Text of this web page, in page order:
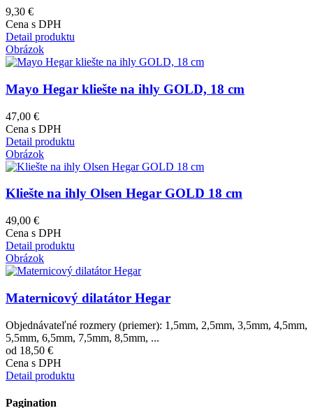
9,30 €
Cena s DPH
Detail produktu
Obrázok
Mayo Hegar kliešte na ihly GOLD, 18 cm
47,00 €
Cena s DPH
Detail produktu
Obrázok
Kliešte na ihly Olsen Hegar GOLD 18 cm
49,00 €
Cena s DPH
Detail produktu
Obrázok
Maternicový dilatátor Hegar
Objednávateľné rozmery (priemer): 1,5mm, 2,5mm, 3,5mm, 4,5mm,
5,5mm, 6,5mm, 7,5mm, 8,5mm, ...
od 18,50 €
Cena s DPH
Detail produktu
Pagination